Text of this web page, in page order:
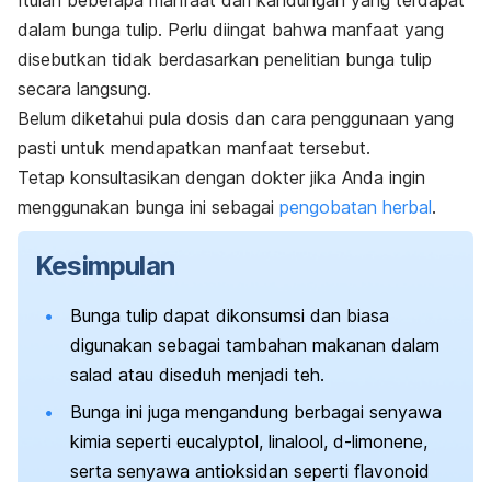
dalam bunga tulip. Perlu diingat bahwa manfaat yang
disebutkan tidak berdasarkan penelitian bunga tulip
secara langsung.
Belum diketahui pula dosis dan cara penggunaan yang
pasti untuk mendapatkan manfaat tersebut.
Tetap konsultasikan dengan dokter jika Anda ingin
menggunakan bunga ini sebagai pengobatan herbal.
Kesimpulan
Bunga tulip dapat dikonsumsi dan biasa
digunakan sebagai tambahan makanan dalam
salad atau diseduh menjadi teh.
Bunga ini juga mengandung berbagai senyawa
kimia seperti eucalyptol, linalool, d-limonene,
serta senyawa antioksidan seperti flavonoid